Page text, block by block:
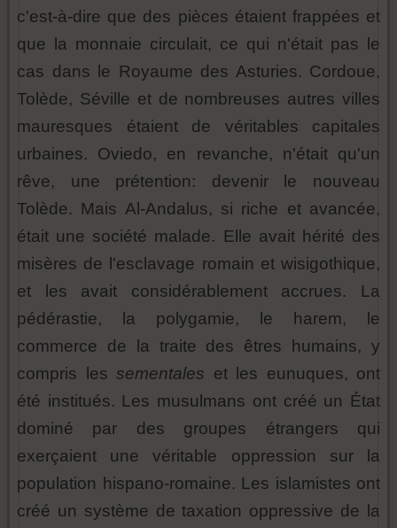
c'est-à-dire que des pièces étaient frappées et
que la monnaie circulait, ce qui n'était pas le
cas dans le Royaume des Asturies. Cordoue,
Tolède, Séville et de nombreuses autres villes
mauresques étaient de véritables capitales
urbaines. Oviedo, en revanche, n'était qu'un
rêve, une prétention: devenir le nouveau
Tolède. Mais Al-Andalus, si riche et avancée,
était une société malade. Elle avait hérité des
misères de l'esclavage romain et wisigothique,
et les avait considérablement accrues. La
pédérastie, la polygamie, le harem, le
commerce de la traite des êtres humains, y
compris les sementales et les eunuques, ont
été institués. Les musulmans ont créé un État
dominé par des groupes étrangers qui
exerçaient une véritable oppression sur la
population hispano-romaine. Les islamistes ont
créé un système de taxation oppressive de la